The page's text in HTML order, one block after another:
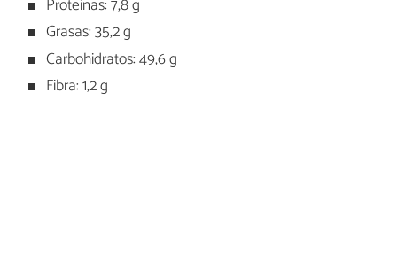
Proteínas: 7,8 g
Grasas: 35,2 g
Carbohidratos: 49,6 g
Fibra: 1,2 g